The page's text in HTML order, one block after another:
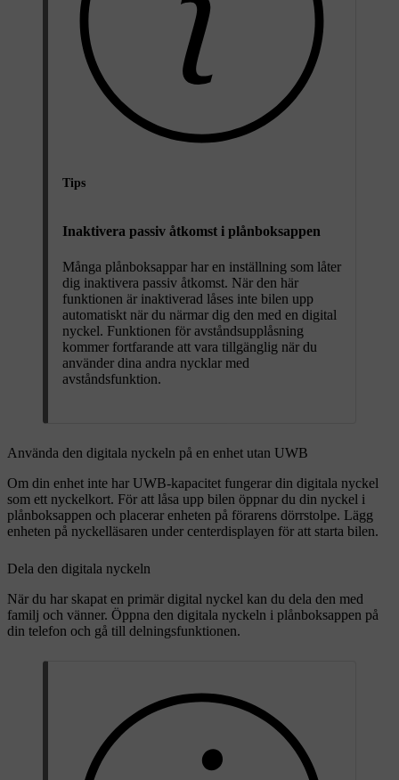
Tips
Inaktivera passiv åtkomst i plånboksappen
Många plånboksappar har en inställning som låter
dig inaktivera passiv åtkomst. När den här
funktionen är inaktiverad låses inte bilen upp
automatiskt när du närmar dig den med en digital
nyckel. Funktionen för avståndsupplåsning
kommer fortfarande att vara tillgänglig när du
använder dina andra nycklar med
avståndsfunktion.
Använda den digitala nyckeln på en enhet utan UWB
Om din enhet inte har UWB-kapacitet fungerar din digitala nyckel
som ett nyckelkort. För att låsa upp bilen öppnar du din nyckel i
plånboksappen och placerar enheten på förarens dörrstolpe. Lägg
enheten på nyckelläsaren under centerdisplayen för att starta bilen.
Dela den digitala nyckeln
När du har skapat en primär digital nyckel kan du dela den med
familj och vänner. Öppna den digitala nyckeln i plånboksappen på
din telefon och gå till delningsfunktionen.